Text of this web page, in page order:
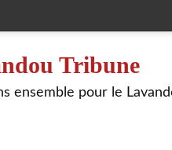
Tribune
ensemble pour le